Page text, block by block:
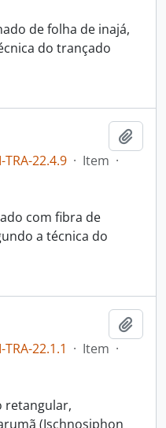
de folha de inajá,
do trançado
TRA-22.4.9 · Item ·
com fibra de
a técnica do
TRA-22.1.1 · Item ·
retangular,
(Ischnosiphon